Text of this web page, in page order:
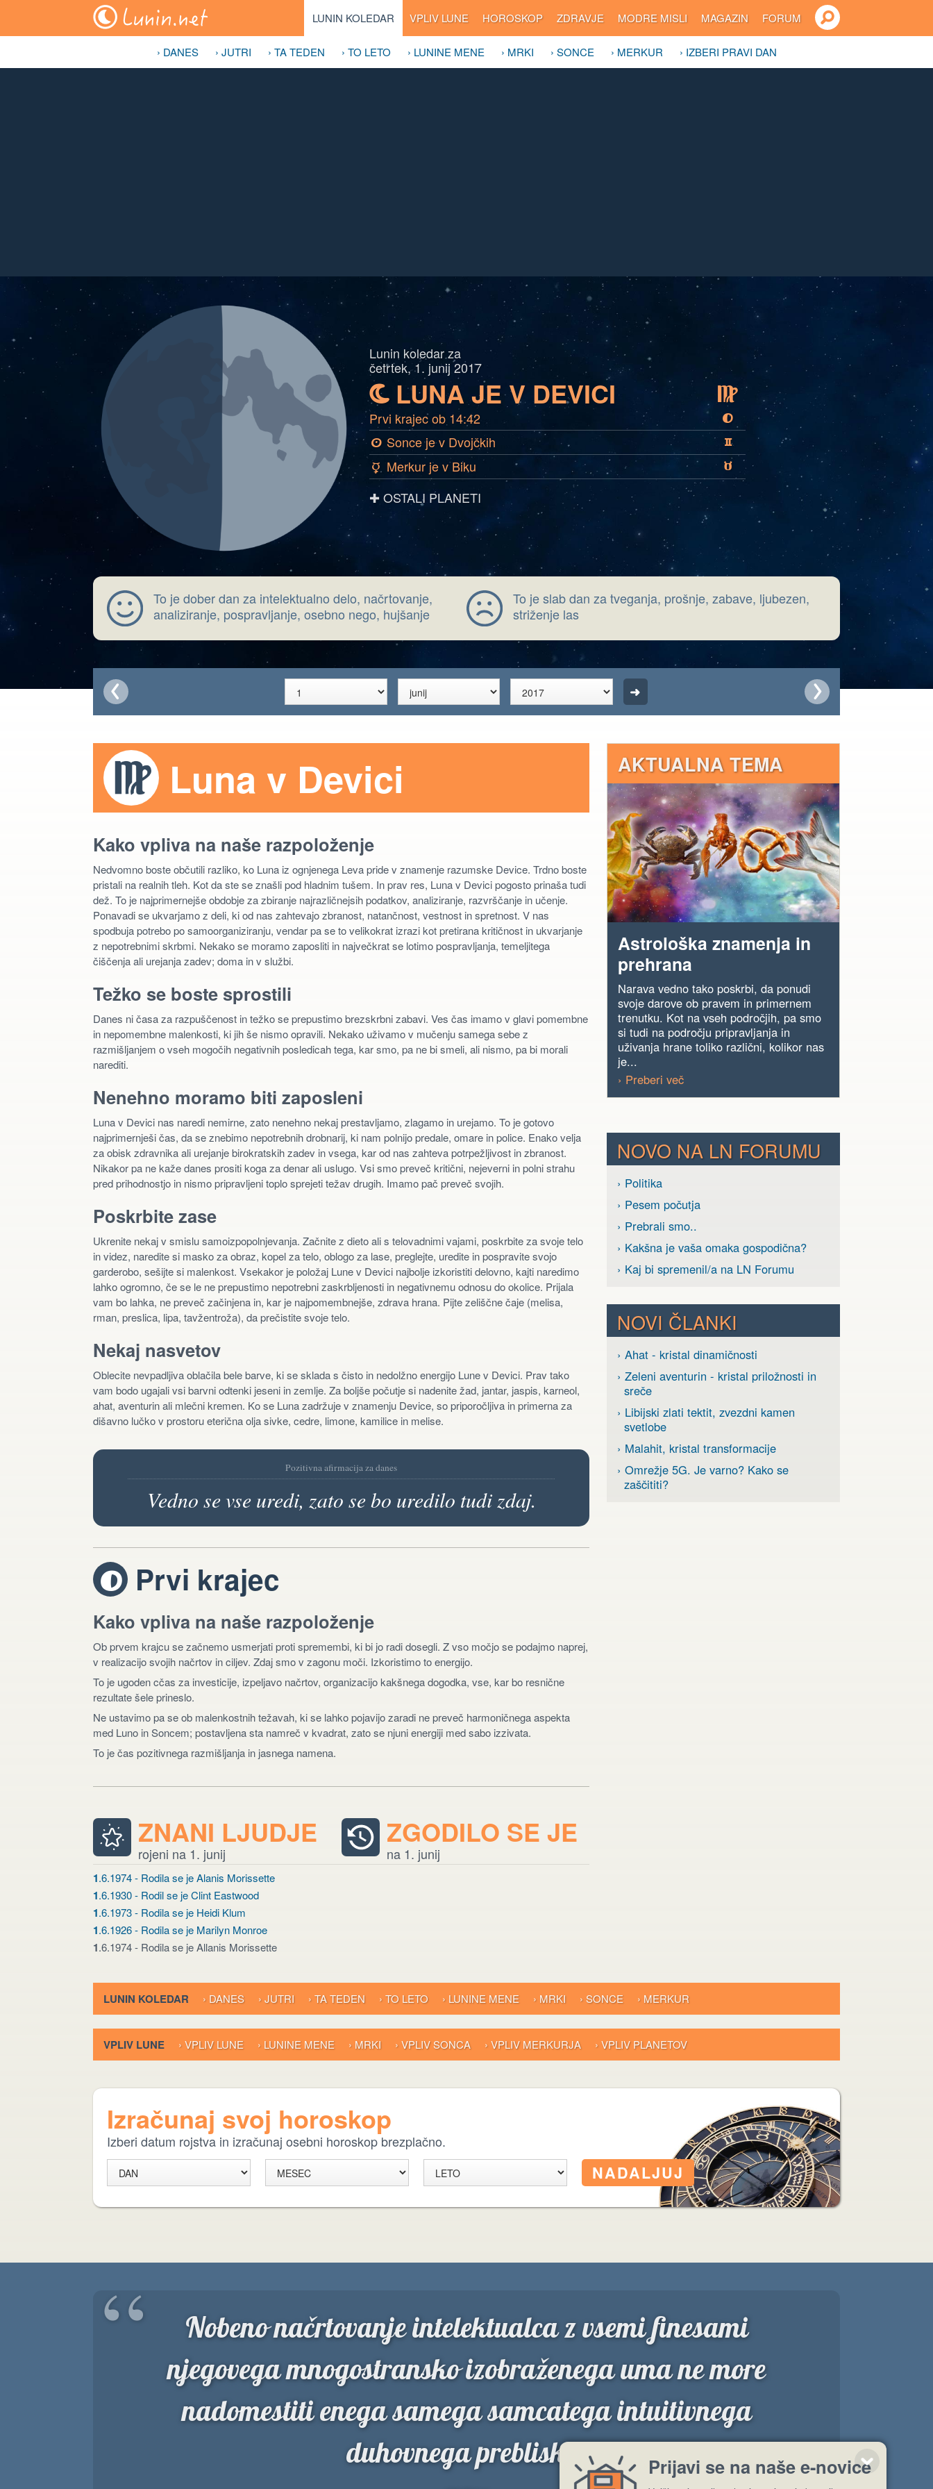
LUNIN KOLEDAR VPLIV LUNE HOROSKOP ZDRAVJE MODRE MISLI MAGAZIN FORUM
› DANES › JUTRI › TA TEDEN › TO LETO › LUNINE MENE › MRKI › SONCE › MERKUR › IZBERI PRAVI DAN
Lunin koledar za
četrtek, 1. junij 2017
bLUNA JE V DEVICI F
Prvi krajec ob 14:42
T
a Sonce je v Dvojčkih
C
c Merkur je v Biku B
✚ OSTALI PLANETI
To je dober dan za intelektualno delo, načrtovanje,
analiziranje, pospravljanje, osebno nego, hujšanje
To je slab dan za tveganja, prošnje, zabave, ljubezen,
striženje las
Luna v Devici
Kako vpliva na naše razpoloženje
Nedvomno boste občutili razliko, ko Luna iz ognjenega Leva pride v znamenje razumske Device. Trdno boste
pristali na realnih tleh. Kot da ste se znašli pod hladnim tušem. In prav res, Luna v Devici pogosto prinaša tudi
dež. To je najprimernejše obdobje za zbiranje najrazličnejsih podatkov, analiziranje, razvrščanje in učenje.
Ponavadi se ukvarjamo z deli, ki od nas zahtevajo zbranost, natančnost, vestnost in spretnost. V nas
spodbuja potrebo po samoorganiziranju, vendar pa se to velikokrat izrazi kot pretirana kritičnost in ukvarjanje
z nepotrebnimi skrbmi. Nekako se moramo zaposliti in največkrat se lotimo pospravljanja, temeljitega
čiščenja ali urejanja zadev; doma in v službi.
Težko se boste sprostili
Danes ni časa za razpuščenost in težko se prepustimo brezskrbni zabavi. Ves čas imamo v glavi pomembne
in nepomembne malenkosti, ki jih še nismo opravili. Nekako uživamo v mučenju samega sebe z
razmišljanjem o vseh mogočih negativnih posledicah tega, kar smo, pa ne bi smeli, ali nismo, pa bi morali
narediti.
Nenehno moramo biti zaposleni
Luna v Devici nas naredi nemirne, zato nenehno nekaj prestavljamo, zlagamo in urejamo. To je gotovo
najprimernješi čas, da se znebimo nepotrebnih drobnarij, ki nam polnijo predale, omare in police. Enako velja
za obisk zdravnika ali urejanje birokratskih zadev in vsega, kar od nas zahteva potrpežljivost in zbranost.
Nikakor pa ne kaže danes prositi koga za denar ali uslugo. Vsi smo preveč kritični, nejeverni in polni strahu
pred prihodnostjo in nismo pripravljeni toplo sprejeti težav drugih. Imamo pač preveč svojih.
Poskrbite zase
Ukrenite nekaj v smislu samoizpopolnjevanja. Začnite z dieto ali s telovadnimi vajami, poskrbite za svoje telo
in videz, naredite si masko za obraz, kopel za telo, oblogo za lase, preglejte, uredite in pospravite svojo
garderobo, sešijte si malenkost. Vsekakor je položaj Lune v Devici najbolje izkoristiti delovno, kajti naredimo
lahko ogromno, če se le ne prepustimo nepotrebni zaskrbljenosti in negativnemu odnosu do okolice. Prijala
vam bo lahka, ne preveč začinjena in, kar je najpomembnejše, zdrava hrana. Pijte zeliščne čaje (melisa,
rman, preslica, lipa, tavžentroža), da prečistite svoje telo.
Nekaj nasvetov
Oblecite nevpadljiva oblačila bele barve, ki se sklada s čisto in nedolžno energijo Lune v Devici. Prav tako
vam bodo ugajali vsi barvni odtenki jeseni in zemlje. Za boljše počutje si nadenite žad, jantar, jaspis, karneol,
ahat, aventurin ali mlečni kremen. Ko se Luna zadržuje v znamenju Device, so priporočljiva in primerna za
dišavno lučko v prostoru eterična olja sivke, cedre, limone, kamilice in melise.
Pozitivna afirmacija za danes
Vedno se vse uredi, zato se bo uredilo tudi zdaj.
T Prvi krajec
Kako vpliva na naše razpoloženje
Ob prvem krajcu se začnemo usmerjati proti spremembi, ki bi jo radi dosegli. Z vso močjo se podajmo naprej,
v realizacijo svojih načrtov in ciljev. Zdaj smo v zagonu moči. Izkoristimo to energijo.
To je ugoden cčas za investicije, izpeljavo načrtov, organizacijo kakšnega dogodka, vse, kar bo resnične
rezultate šele prineslo.
Ne ustavimo pa se ob malenkostnih težavah, ki se lahko pojavijo zaradi ne preveč harmoničnega aspekta
med Luno in Soncem; postavljena sta namreč v kvadrat, zato se njuni energiji med sabo izzivata.
To je čas pozitivnega razmišljanja in jasnega namena.
ZNANI LJUDJE
rojeni na 1. junij
1.6.1974 - Rodila se je Alanis Morissette
1.6.1930 - Rodil se je Clint Eastwood
1.6.1973 - Rodila se je Heidi Klum
1.6.1926 - Rodila se je Marilyn Monroe
1.6.1974 - Rodila se je Allanis Morissette
ZGODILO SE JE
na 1. junij
AKTUALNA TEMA
Astrološka znamenja in
prehrana
Narava vedno tako poskrbi, da ponudi
svoje darove ob pravem in primernem
trenutku. Kot na vseh področjih, pa smo
si tudi na področju pripravljanja in
uživanja hrane toliko različni, kolikor nas
je...
› Preberi več
NOVO NA LN FORUMU
› Politika
› Pesem počutja
› Prebrali smo..
› Kakšna je vaša omaka gospodična?
› Kaj bi spremenil/a na LN Forumu
NOVI ČLANKI
› Ahat - kristal dinamičnosti
› Zeleni aventurin - kristal priložnosti in
sreče
› Libijski zlati tektit, zvezdni kamen
svetlobe
› Malahit, kristal transformacije
› Omrežje 5G. Je varno? Kako se
zaščititi?
LUNIN KOLEDAR › DANES › JUTRI › TA TEDEN › TO LETO › LUNINE MENE › MRKI › SONCE › MERKUR
VPLIV LUNE › VPLIV LUNE › LUNINE MENE › MRKI › VPLIV SONCA › VPLIV MERKURJA › VPLIV PLANETOV
Izračunaj svoj horoskop
Izberi datum rojstva in izračunaj osebni horoskop brezplačno.
Nobeno načrtovanje intelektualca z vsemi finesami
njegovega mnogostransko izobraženega uma ne more
nadomestiti enega samega samcatega intuitivnega
duhovnega prebliska.
“
Prijavi se na naše e-novice